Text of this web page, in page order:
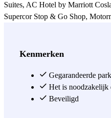
Suites, AC Hotel by Marriott
Supercor Stop & Go Shop,
maar als u niet bij een Ing,
Zie meer
Kenmerken
Gegarandeerde
Het is noodzakelijk
Beveiligd